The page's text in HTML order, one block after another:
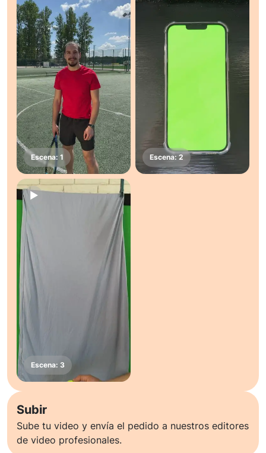
Subir
Sube tu video y envía el pedido a nuestros editores
de video profesionales.